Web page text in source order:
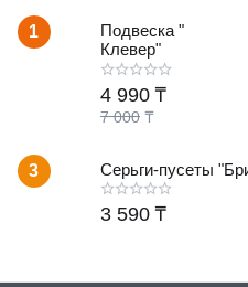
1
Подвеска "
Клевер"
7 000 ₸
4 990 ₸
3 Серьги-пусеты
3 590 ₸